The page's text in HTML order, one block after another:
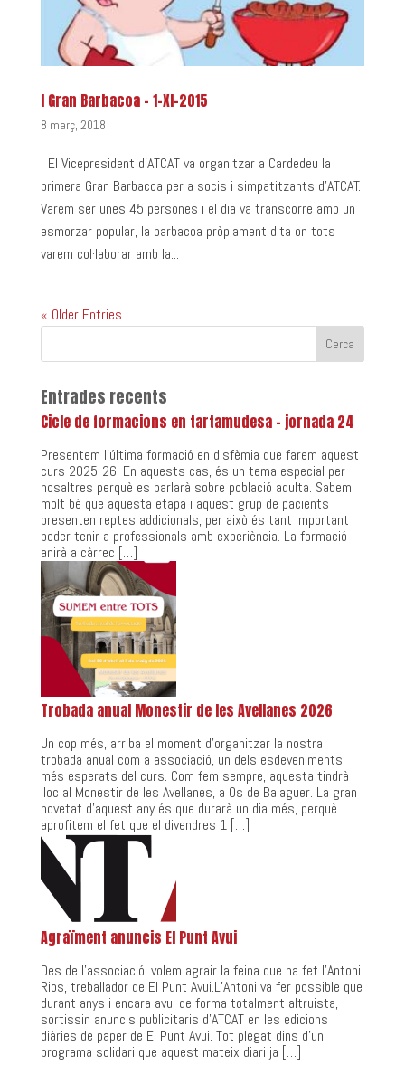
I Gran Barbacoa – 1-XI-2015
8 març, 2018
El Vicepresident d’ATCAT va organitzar a Cardedeu la
primera Gran Barbacoa per a socis i simpatitzants d’ATCAT.
Varem ser unes 45 persones i el dia va transcorre amb un
esmorzar popular, la barbacoa pròpiament dita on tots
varem col·laborar amb la...
« Older Entries
Entrades recents
Cicle de formacions en tartamudesa – jornada 24
Presentem l’última formació en disfèmia que farem aquest
curs 2025-26. En aquests cas, és un tema especial per
nosaltres perquè es parlarà sobre població adulta. Sabem
molt bé que aquesta etapa i aquest grup de pacients
presenten reptes addicionals, per això és tant important
poder tenir a professionals amb experiència. La formació
anirà a càrrec […]
Trobada anual Monestir de les Avellanes 2026
Un cop més, arriba el moment d’organitzar la nostra
trobada anual com a associació, un dels esdeveniments
més esperats del curs. Com fem sempre, aquesta tindrà
lloc al Monestir de les Avellanes, a Os de Balaguer. La gran
novetat d’aquest any és que durarà un dia més, perquè
aprofitem el fet que el divendres 1 […]
Agraïment anuncis El Punt Avui
Des de l’associació, volem agrair la feina que ha fet l’Antoni
Rios, treballador de El Punt Avui.L’Antoni va fer possible que
durant anys i encara avui de forma totalment altruista,
sortissin anuncis publicitaris d’ATCAT en les edicions
diàries de paper de El Punt Avui. Tot plegat dins d’un
programa solidari que aquest mateix diari ja […]